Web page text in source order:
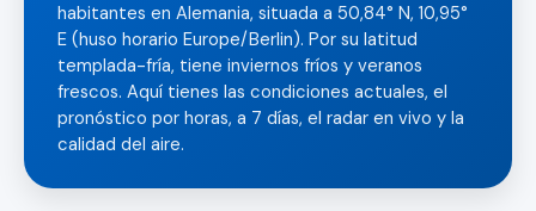
habitantes en Alemania, situada a 50,84° N, 10,95°
E (huso horario Europe/Berlin). Por su latitud
templada-fría, tiene inviernos fríos y veranos
frescos. Aquí tienes las condiciones actuales, el
pronóstico por horas, a 7 días, el radar en vivo y la
calidad del aire.